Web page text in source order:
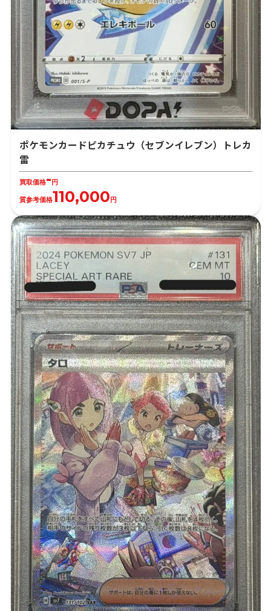
ポケモンカードピカチュウ（セブンイレブン）トレカ
雷
買取価格-円
質参考価格110,000円